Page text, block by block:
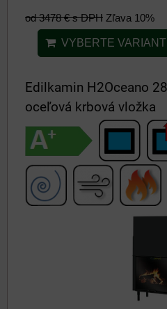
od 3478 €s DPH Zľava 10%
VYBERTE VARIANT
Edilkamin H2Oceano
oceľová krbová vložka